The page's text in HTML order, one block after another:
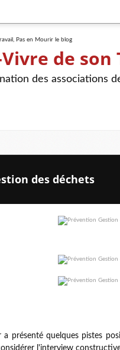
Vivre de
des associations
des déchets
a présenté quelques pistes
l'interview